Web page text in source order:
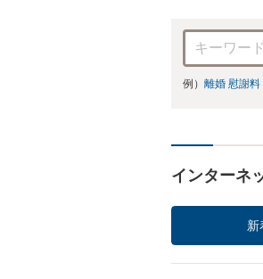
例） 離婚 慰謝料
インターネ
新